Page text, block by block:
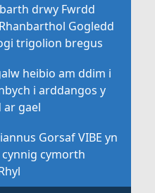
drwy Fwrdd
Gogledd
trigolion bregus
heibio am ddim i
i arddangos y
ar gael
Gorsaf VIBE yn
cymorth